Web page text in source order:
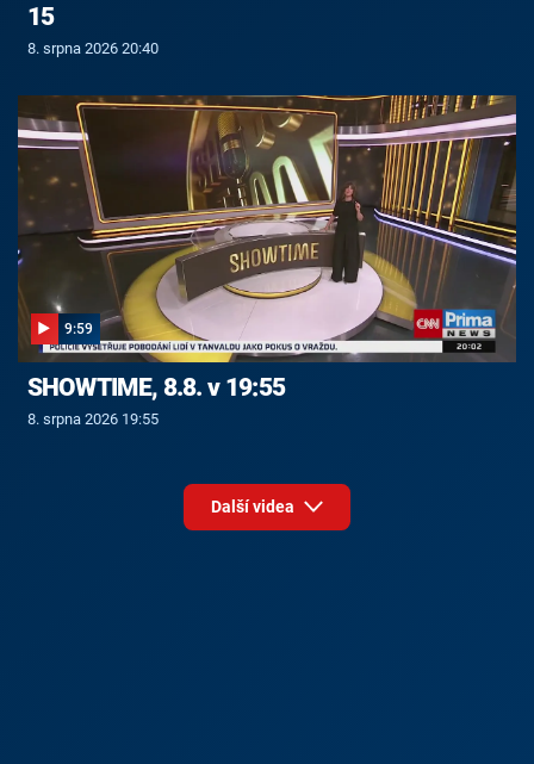
15
8. srpna 2026 20:40
9:59
SHOWTIME, 8.8. v 19:55
8. srpna 2026 19:55
Další videa